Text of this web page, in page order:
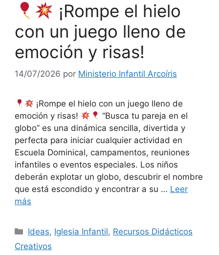
¡Rompe el hielo
con un juego lleno de
emoción y risas!
14/07/2026 por Ministerio Infantil Arcoíris
¡Rompe el hielo con un juego lleno de
emoción y risas!
“Busca tu pareja en el
globo” es una dinámica sencilla, divertida y
perfecta para iniciar cualquier actividad en
Escuela Dominical, campamentos, reuniones
infantiles o eventos especiales. Los niños
deberán explotar un globo, descubrir el nombre
que está escondido y encontrar a su … Leer
más
Ideas, Iglesia Infantil, Recursos Didácticos
Creativos